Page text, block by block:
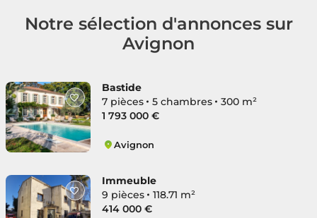
Notre sélection d'annonces sur
Avignon
Bastide
7 pièces
5 chambres
300 m²
1 793 000 €
Avignon
Immeuble
9 pièces
118.71 m²
414 000 €